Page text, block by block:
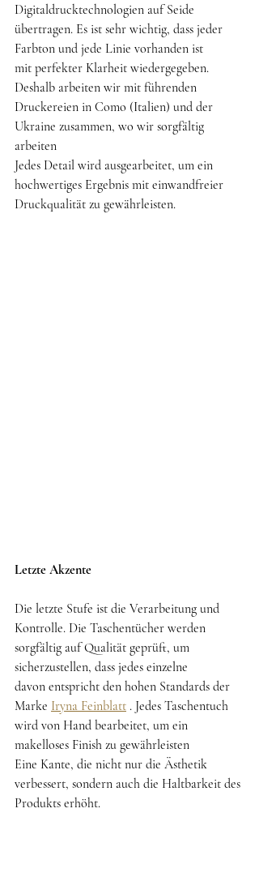
Digitaldrucktechnologien auf Seide
übertragen. Es ist sehr wichtig, dass jeder
Farbton und jede Linie vorhanden ist
mit perfekter Klarheit wiedergegeben.
Deshalb arbeiten wir mit führenden
Druckereien in Como (Italien) und der
Ukraine zusammen, wo wir sorgfältig
arbeiten
Jedes Detail wird ausgearbeitet, um ein
hochwertiges Ergebnis mit einwandfreier
Druckqualität zu gewährleisten.
Letzte Akzente
Die letzte Stufe ist die Verarbeitung und
Kontrolle. Die Taschentücher werden
sorgfältig auf Qualität geprüft, um
sicherzustellen, dass jedes einzelne
davon entspricht den hohen Standards der
Marke Iryna Feinblatt . Jedes Taschentuch
wird von Hand bearbeitet, um ein
makelloses Finish zu gewährleisten
Eine Kante, die nicht nur die Ästhetik
verbessert, sondern auch die Haltbarkeit des
Produkts erhöht.